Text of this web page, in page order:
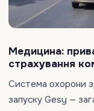
Медицина:
страхування
Система охорони
запуску Gesy —